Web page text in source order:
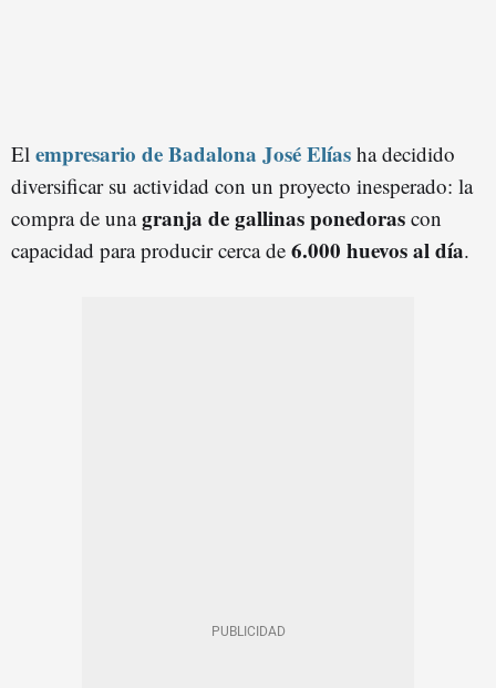
El empresario de Badalona José Elías ha decidido
diversificar su actividad con un proyecto inesperado: la
compra de unagranja de gallinas ponedoras con
capacidad para producir cerca de 6.000 huevos al día.